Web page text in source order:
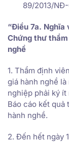
89/2013/
“Điều 7a. Nghĩa
Chứng thư
nghề
1. Thẩm định
giá hành nghề
nghiệp phải ký ít
Báo cáo kết quả
hành nghề.
2. Đến hết ngày